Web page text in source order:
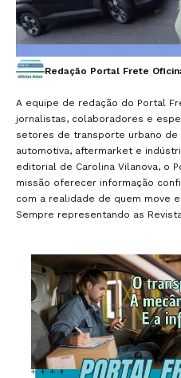
Redação Portal Frete
A equipe de redação do Portal
jornalistas, colaboradores e
setores de transporte urbano de
automotiva, aftermarket e
editorial de Carolina Vilanova, o
missão oferecer informação
com a realidade de quem move
Sempre representando as